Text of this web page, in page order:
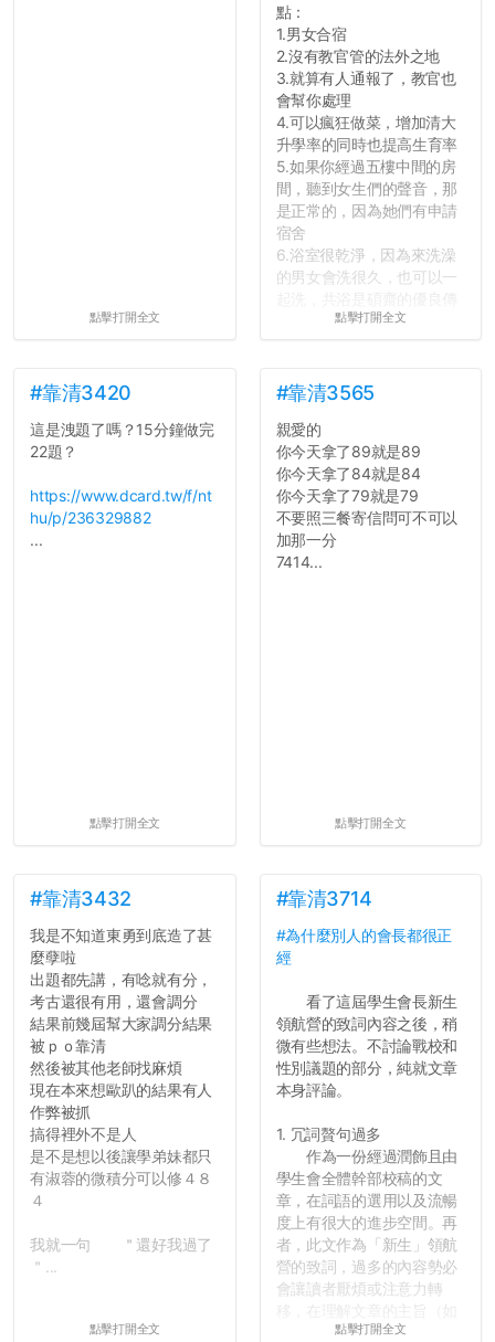
點擊打開全文
點：
1.男女合宿
2.沒有教官管的法外之地
3.就算有人通報了，教官也
會幫你處理
4.可以瘋狂做菜，增加清大
升學率的同時也提高生育率
5.如果你經過五樓中間的房
間，聽到女生們的聲音，那
是正常的，因為她們有申請
宿舍
6.浴室很乾淨，因為來洗澡
的男女會洗很久，也可以一
舍房間，都歡迎留言讓我知
道...
點擊打開全文
#靠清3420
這是洩題了嗎？15分鐘做完
22題？
https://www.dcard.tw/f/nt
hu/p/236329882
...
點擊打開全文
#靠清3565
親愛的
你今天拿了89就是89
你今天拿了84就是84
你今天拿了79就是79
不要照三餐寄信問可不可以
加那一分
7414...
點擊打開全文
#靠清3432
我是不知道東勇到底造了甚
麼孽啦
出題都先講，有唸就有分，
考古還很有用，還會調分
結果前幾屆幫大家調分結果
被ｐｏ靠清
然後被其他老師找麻煩
現在本來想歐趴的結果有人
作弊被抓
搞得裡外不是人
是不是想以後讓學弟妹都只
有淑蓉的微積分可以修４８
４
我就一句 ＂還好我過了
＂...
點擊打開全文
#靠清3714
#為什麼別人的會長都很正
經
看了這屆學生會長新生
領航營的致詞內容之後，稍
微有些想法。不討論戰校和
性別議題的部分，純就文章
本身評論。
1. 冗詞贅句過多
作為一份經過潤飾且由
學生會全體幹部校稿的文
章，在詞語的選用以及流暢
度上有很大的進步空間。再
者，此文作為「新生」領航
營的致詞，過多的內容勢必
會讓讀者厭煩或注意力轉
移，在理解文章的主旨（如
果有的話）前就失去興趣。
點擊打開全文